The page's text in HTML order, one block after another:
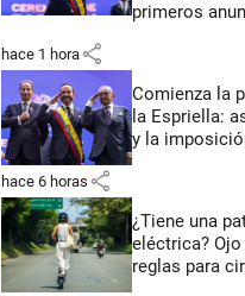
primeros
hace 1 hora share
Comienza la
la Espriella:
y la
hace 6 horas share
¿Tiene una
eléctrica?
reglas para